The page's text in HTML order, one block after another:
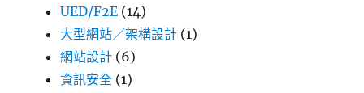
UED/F2E (14)
大型網站／架構設計 (1)
網站設計 (6)
資訊安全 (1)